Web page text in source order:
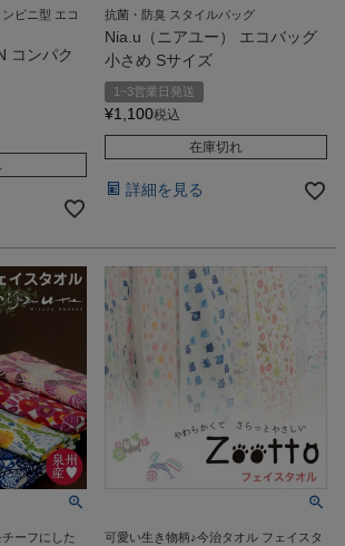
ビニ型 エコ
コンパク
抗菌・防臭 スタイルバッグ
Nia.u（ニアユー） エコバッグ
小さめ Sサイズ
1~3営業日発送
¥1,100税込
在庫切れ
詳細を見る
ーフにした
可愛い生き物柄♪今治タオル フェイスタ